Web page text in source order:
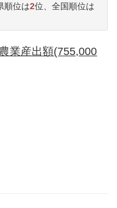
順位は2位、全国順位は
業産出額(755,000